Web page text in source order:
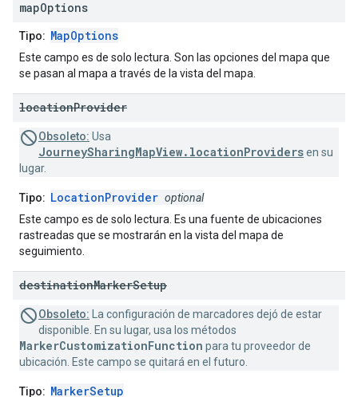
mapOptions
Tipo: MapOptions
Este campo es de solo lectura. Son las opciones del mapa que
se pasan al mapa a través de la vista del mapa.
locationProvider
Obsoleto: Usa
JourneySharingMapView.locationProvidersen su
lugar.
Tipo: LocationProvider optional
Este campo es de solo lectura. Es una fuente de ubicaciones
rastreadas que se mostrarán en la vista del mapa de
seguimiento.
destinationMarkerSetup
Obsoleto: La configuración de marcadores dejó de estar
disponible. En su lugar, usa los métodos
MarkerCustomizationFunction para tu proveedor de
ubicación. Este campo se quitará en el futuro.
Tipo: MarkerSetup